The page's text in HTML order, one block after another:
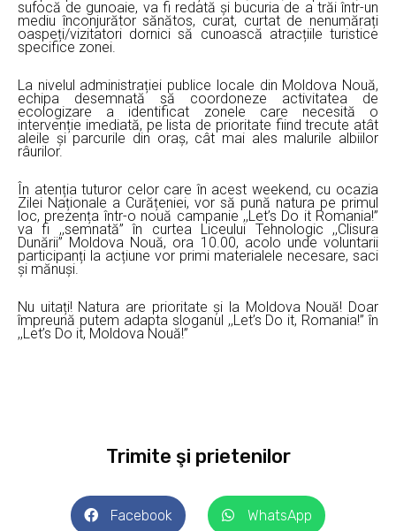
sufocă de gunoaie, va fi redată și bucuria de a trăi într-un
mediu înconjurător sănătos, curat, curtat de nenumărați
oaspeți/vizitatori dornici să cunoască atracțiile turistice
specifice zonei.
La nivelul administrației publice locale din Moldova Nouă,
echipa desemnată să coordoneze activitatea de
ecologizare a identificat zonele care necesită o
intervenție imediată, pe lista de prioritate fiind trecute atât
aleile și parcurile din oraș, cât mai ales malurile albiilor
râurilor.
În atenția tuturor celor care în acest weekend, cu ocazia
Zilei Naționale a Curățeniei, vor să pună natura pe primul
loc, prezența într-o nouă campanie ,,Let’s Do it Romania!”
va fi ,,semnată” în curtea Liceului Tehnologic ,,Clisura
Dunării” Moldova Nouă, ora 10.00, acolo unde voluntarii
participanți la acțiune vor primi materialele necesare, saci
și mănuși.
Nu uitați! Natura are prioritate și la Moldova Nouă! Doar
împreună putem adapta sloganul ,,Let’s Do it, Romania!” în
,,Let’s Do it, Moldova Nouă!”
Trimite şi prietenilor
Facebook WhatsApp